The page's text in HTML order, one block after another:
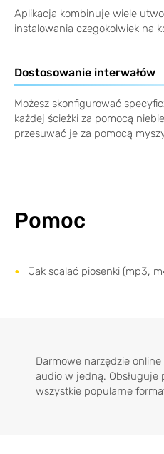
Aplikacja kombinuje wiele
instalowania czegokolwiek na
Dostosowanie interwałów
Możesz skonfigurować
każdej ścieżki za pomocą
przesuwać je za pomocą
Pomoc
Jak scalać piosenki (mp3,
Darmowe narzędzie
audio w jedną. Obsługuje
wszystkie popularne